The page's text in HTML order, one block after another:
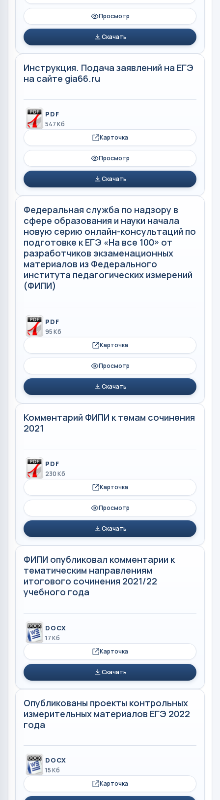
Просмотр
Скачать
Инструкция. Подача заявлений на ЕГЭ
на сайте gia66.ru
PDF
547 Кб
Карточка
Просмотр
Скачать
Федеральная служба по надзору в
сфере образования и науки начала
новую серию онлайн-консультаций по
подготовке к ЕГЭ «На все 100» от
разработчиков экзаменационных
материалов из Федерального
института педагогических измерений
(ФИПИ)
PDF
95 Кб
Карточка
Просмотр
Скачать
Комментарий ФИПИ к темам сочинения
2021
PDF
230 Кб
Карточка
Просмотр
Скачать
ФИПИ опубликовал комментарии к
тематическим направлениям
итогового сочинения 2021/22
учебного года
DOCX
17 Кб
Карточка
Скачать
Опубликованы проекты контрольных
измерительных материалов ЕГЭ 2022
года
DOCX
15 Кб
Карточка